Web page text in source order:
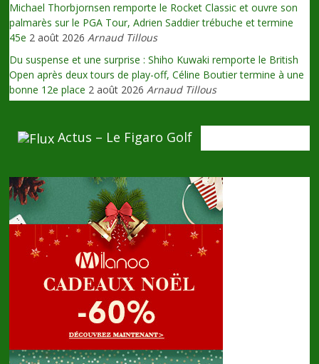
Michael Thorbjornsen remporte le Rocket Classic et ouvre son
palmarès sur le PGA Tour, Adrien Saddier trébuche et termine
45e 2 août 2026 Arnaud Tillous
Du suspense et une surprise : Shiho Kuwaki remporte le British
Open après deux tours de play-off, Céline Boutier termine à une
bonne 12e place 2 août 2026 Arnaud Tillous
Actus – Le Figaro Golf